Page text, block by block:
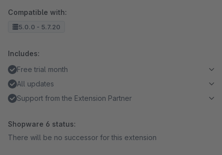
Compatible with:
5.0.0 - 5.7.20
Includes:
Free trial month
All updates
Support from the Extension Partner
Shopware 6 status:
There will be no successor for this extension